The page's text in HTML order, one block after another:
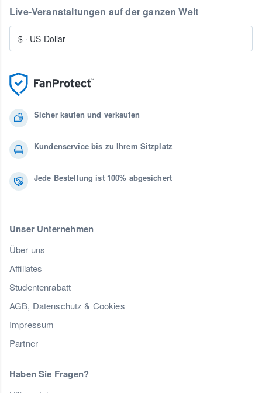
Sicher kaufen und verkaufen
Kundenservice bis zu Ihrem Sitzplatz
Jede Bestellung ist 100% abgesichert
Unser Unternehmen
Über uns
Affiliates
Studentenrabatt
AGB, Datenschutz & Cookies
Impressum
Partner
Haben Sie Fragen?
Live-Veranstaltungen auf der ganzen Welt
$ · US-Dollar